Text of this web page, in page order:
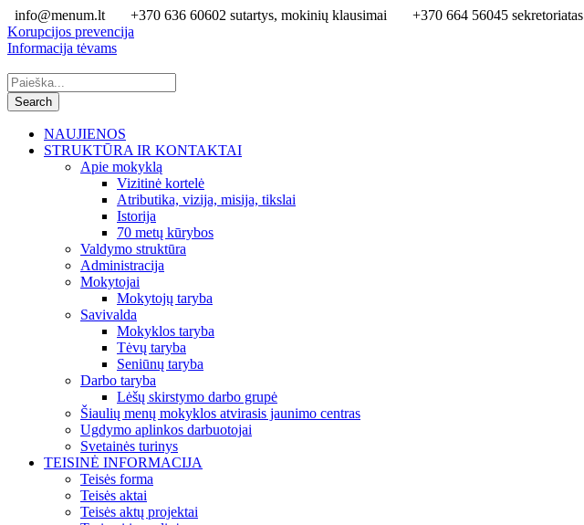
info@menum.lt +370 636 60602 sutartys, mokinių klausimai
+370 664 56045 sekretoriatas
Korupcijos prevencija
Informacija tėvams
NAUJIENOS
STRUKTŪRA IR KONTAKTAI
Apie mokyklą
Vizitinė kortelė
Atributika, vizija, misija, tikslai
Istorija
70 metų kūrybos
Valdymo struktūra
Administracija
Mokytojai
Mokytojų taryba
Savivalda
Mokyklos taryba
Tėvų taryba
Seniūnų taryba
Darbo taryba
Lėšų skirstymo darbo grupė
Šiaulių menų mokyklos atvirasis jaunimo centras
Ugdymo aplinkos darbuotojai
Svetainės turinys
TEISINĖ INFORMACIJA
Teisės forma
Teisės aktai
Teisės aktų projektai